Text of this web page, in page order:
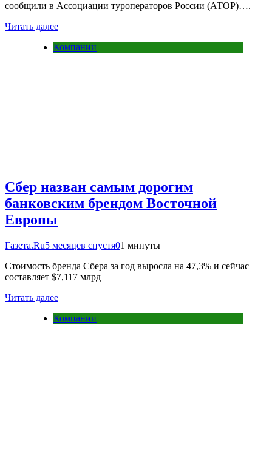
сообщили в Ассоциации туроператоров России (АТОР)….
Читать далее
Компании
Сбер назван самым дорогим
банковским брендом Восточной
Европы
Газета.Ru5 месяцев спустя01 минуты
Стоимость бренда Сбера за год выросла на 47,3% и сейчас
составляет $7,117 млрд
Читать далее
Компании